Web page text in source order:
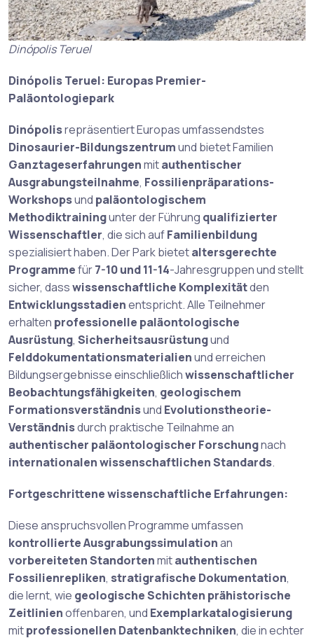
Dinópolis Teruel
Dinópolis Teruel: Europas Premier-
Paläontologiepark
Dinópolisrepräsentiert Europas umfassendstes
Dinosaurier-Bildungszentrumund bietet Familien
Ganztageserfahrungenmitauthentischer
Ausgrabungsteilnahme, Fossilienpräparations-
Workshopsund paläontologischem
Methodiktrainingunter der Führung qualifizierter
Wissenschaftler, die sich aufFamilienbildung
spezialisiert haben. Der Park bietetaltersgerechte
Programmefür7-10 und 11-14-Jahresgruppen und stellt
sicher, dasswissenschaftliche Komplexitätden
Entwicklungsstadienentspricht. Alle Teilnehmer
erhalten professionelle paläontologische
Ausrüstung, Sicherheitsausrüstungund
Felddokumentationsmaterialienund erreichen
Bildungsergebnisse einschließlichwissenschaftlicher
Beobachtungsfähigkeiten, geologischem
Formationsverständnisund Evolutionstheorie-
Verständnisdurch praktische Teilnahme an
authentischer paläontologischer Forschungnach
internationalen wissenschaftlichen Standards.
Fortgeschrittene wissenschaftliche Erfahrungen:
Diese anspruchsvollen Programme umfassen
kontrollierte Ausgrabungssimulationan
vorbereiteten Standortenmitauthentischen
Fossilienrepliken, stratigrafische Dokumentation,
die lernt, wie geologische Schichten prähistorische
Zeitlinienoffenbaren, und Exemplarkatalogisierung
mitprofessionellen Datenbanktechniken, die in echter